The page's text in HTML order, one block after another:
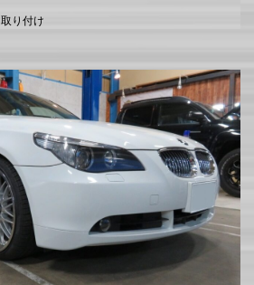
取り付け